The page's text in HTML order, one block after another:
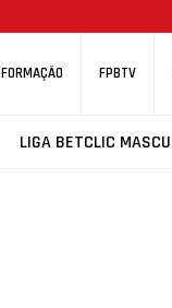
FORMAÇÃO FPBTV
LIGA BETCLIC